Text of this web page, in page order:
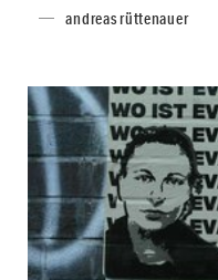
andreas rüttenauer